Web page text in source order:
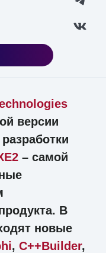
версии
– самой
В
новые
, C++Builder,